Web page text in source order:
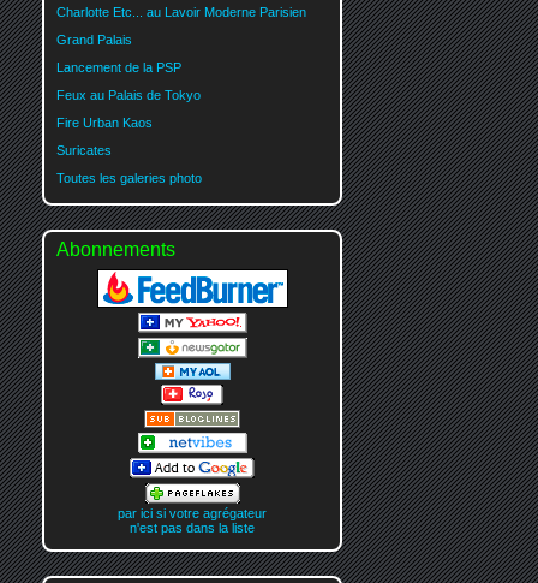
Charlotte Etc... au Lavoir Moderne Parisien
Grand Palais
Lancement de la PSP
Feux au Palais de Tokyo
Fire Urban Kaos
Suricates
Toutes les galeries photo
Abonnements
par ici si votre agrégateur
n'est pas dans la liste